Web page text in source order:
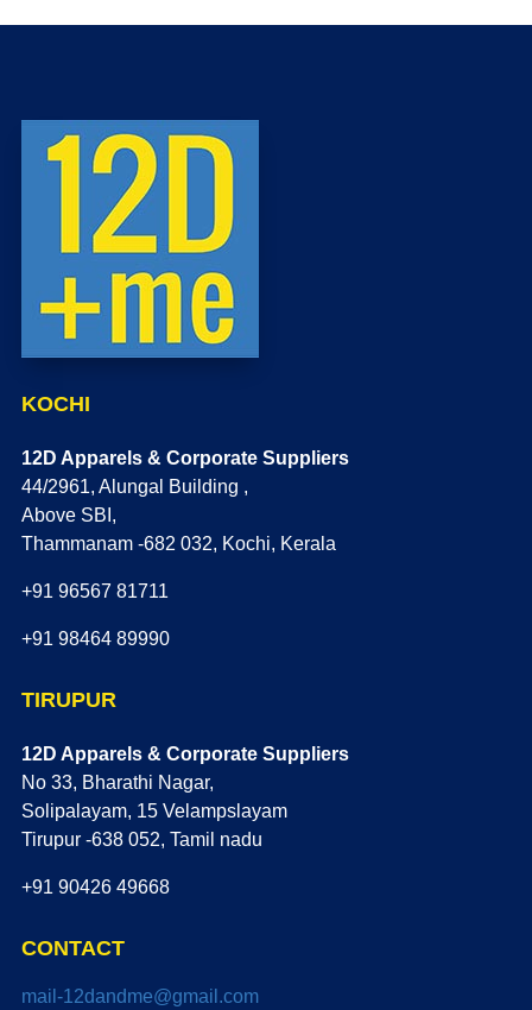
KOCHI
12D Apparels & Corporate Suppliers
44/2961, Alungal Building ,
Above SBI,
Thammanam -682 032, Kochi, Kerala
+91 96567 81711
+91 98464 89990
TIRUPUR
12D Apparels & Corporate Suppliers
No 33, Bharathi Nagar,
Solipalayam, 15 Velampslayam
Tirupur -638 052, Tamil nadu
+91 90426 49668
CONTACT
mail-12dandme@gmail.com